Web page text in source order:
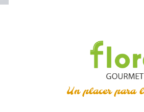
Un placer para